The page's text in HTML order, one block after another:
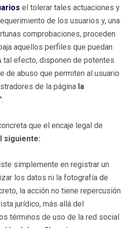
el tolerar tales actuaciones y
de los usuarios y, una
comprobaciones, proceden
aquellos perfiles que puedan
tal efecto, disponen de potentes
de abuso que permiten al usuario
de la página la
".
que el encaje legal de
siguiente:
simplemente en registrar un
los datos ni la fotografía de
la acción no tiene repercusión
jurídico, más allá del
términos de uso de la red social